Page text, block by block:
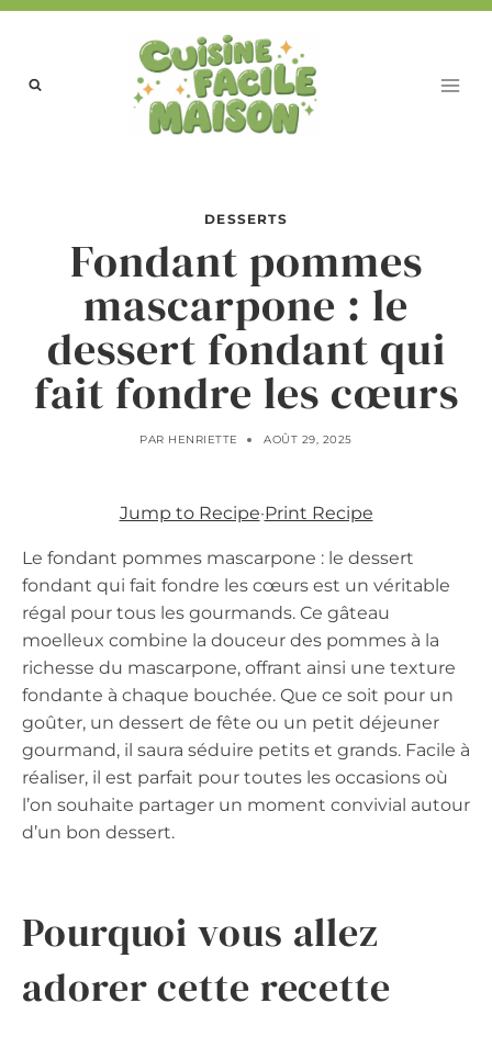
Aller
DESSERTS
Fondant pommes
mascarpone : le
dessert fondant qui
fait fondre les cœurs
PAR HENRIETTE AOÛT 29, 2025
Jump to Recipe·Print Recipe
Le fondant pommes mascarpone : le dessert
fondant qui fait fondre les cœurs est un véritable
régal pour tous les gourmands. Ce gâteau
moelleux combine la douceur des pommes à la
richesse du mascarpone, offrant ainsi une texture
fondante à chaque bouchée. Que ce soit pour un
goûter, un dessert de fête ou un petit déjeuner
gourmand, il saura séduire petits et grands. Facile à
réaliser, il est parfait pour toutes les occasions où
l’on souhaite partager un moment convivial autour
d’un bon dessert.
Pourquoi vous allez
adorer cette recette